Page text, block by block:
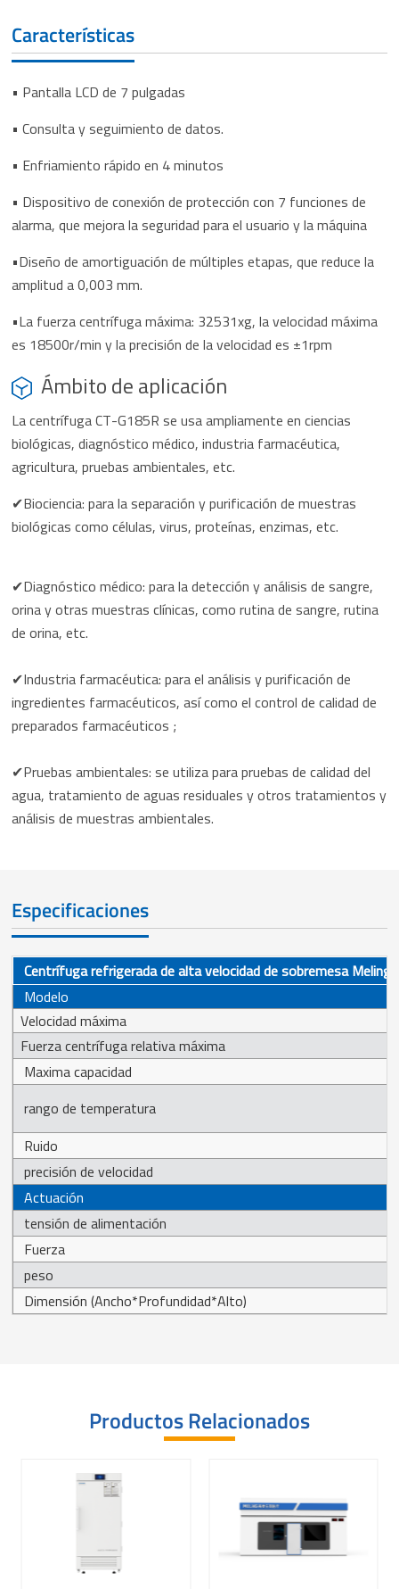
Características
• Pantalla LCD de 7 pulgadas
• Consulta y seguimiento de datos.
• Enfriamiento rápido en 4 minutos
• Dispositivo de conexión de protección con 7 funciones de
alarma, que mejora la seguridad para el usuario y la máquina
•Diseño de amortiguación de múltiples etapas, que reduce la
amplitud a 0,003 mm.
•La fuerza centrífuga máxima: 32531xg, la velocidad máxima
es 18500r/min y la precisión de la velocidad es ±1rpm
Ámbito de aplicación
La centrífuga CT-G185R se usa ampliamente en ciencias
biológicas, diagnóstico médico, industria farmacéutica,
agricultura, pruebas ambientales, etc.
✔Biociencia: para la separación y purificación de muestras
biológicas como células, virus, proteínas, enzimas, etc.
✔Diagnóstico médico: para la detección y análisis de sangre,
orina y otras muestras clínicas, como rutina de sangre, rutina
de orina, etc.
✔Industria farmacéutica: para el análisis y purificación de
ingredientes farmacéuticos, así como el control de calidad de
preparados farmacéuticos ;
✔Pruebas ambientales: se utiliza para pruebas de calidad del
agua, tratamiento de aguas residuales y otros tratamientos y
análisis de muestras ambientales.
Especificaciones
Centrífuga refrigerada de alta velocidad de sobremesa Meling
Modelo
Velocidad máxima
Fuerza centrífuga relativa máxima
Maxima capacidad
rango de temperatura
Ruido
precisión de velocidad
Actuación
tensión de alimentación
Fuerza
peso
Dimensión (Ancho*Profundidad*Alto)
Productos Relacionados